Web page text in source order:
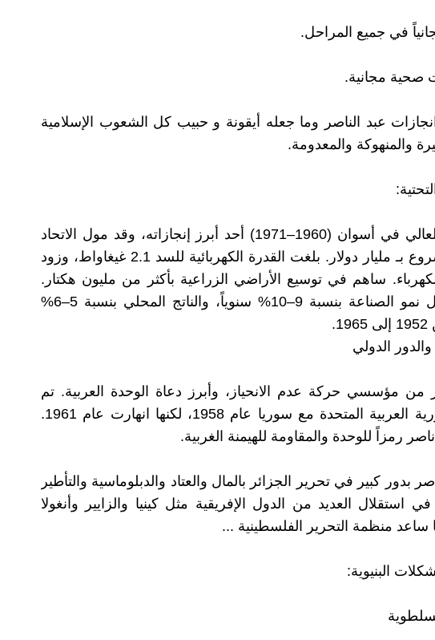
في جميع المراحل.
صحية مجانية.
عبد الناصر وما جعله أيقونة و حبيب كل الشعوب الإسلامية
والمنهوكة والمعدومة.
يُعد بناء السد العالي في أسوان (1960–1971) أحد أبرز إنجازاته، وقد مول الاتحاد
السوفيتي المشروع بـ مليار دولار. بلغت القدرة الكهربائية للسد 2.1 غيغاواط، وزود
ساهم في توسيع الأراضي الزراعية بأكثر من مليون هكتار.
كما ارتفع معدل نمو الصناعة بنسبة 9–10% سنوياً، والناتج المحلي بنسبة 5–6%
والدور الدولي
من مؤسسي حركة عدم الانحياز، وأبرز دعاة الوحدة العربية. تم
تأسيس الجمهورية العربية المتحدة مع سوريا عام 1958، لكنها انهارت عام 1961.
رمزاً للوحدة والمقاومة للهيمنة الغربية.
بدور كبير في تحرير الجزائر بالمال والعتاد والدبلوماسية والتأطير
استقلال العديد من الدول الإفريقية مثل كينيا والزايير وأنغولا
ساعد منظمة التحرير الفلسطينية ...
البنيوية: